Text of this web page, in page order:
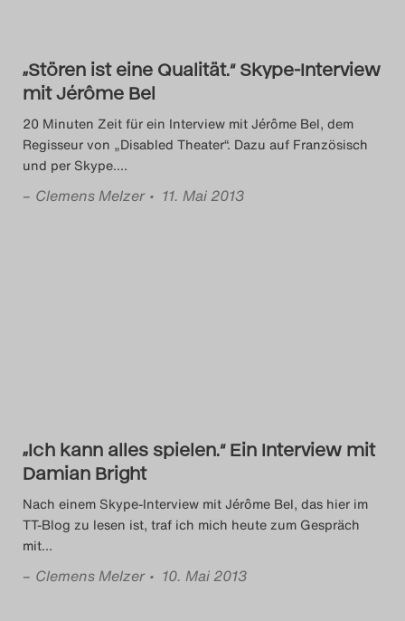
„Stören ist eine Qualität.“ Skype-Interview
mit Jérôme Bel
20 Minuten Zeit für ein Interview mit Jérôme Bel, dem
Regisseur von „Disabled Theater“. Dazu auf Französisch
und per Skype.…
– Clemens Melzer • 11. Mai 2013
„Ich kann alles spielen.“ Ein Interview mit
Damian Bright
Nach einem Skype-Interview mit Jérôme Bel, das hier im
TT-Blog zu lesen ist, traf ich mich heute zum Gespräch
mit…
– Clemens Melzer • 10. Mai 2013